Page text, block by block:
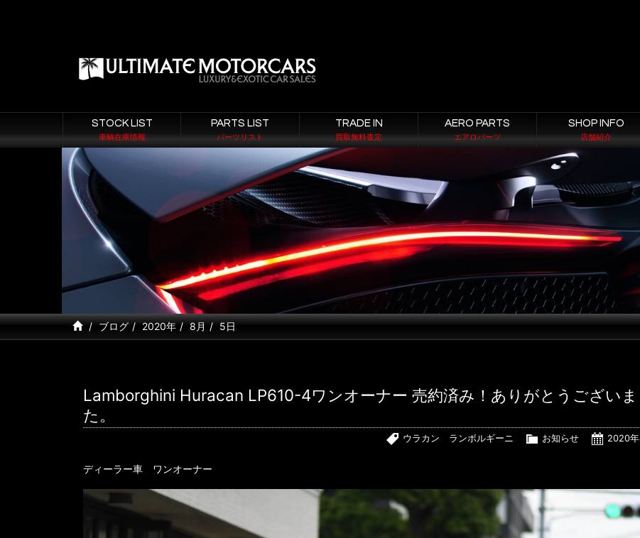
STOCK LIST
車輌在庫情報
PARTS LIST
パーツリスト
TRADE IN
買取無料査定
AERO PARTS
エアロパーツ
SHOP INFO
店舗紹介
ブログ 2020年 8月 5日
Lamborghini Huracan LP610-4ワンオーナー 売約済み！ありがとうございま
た。
2020
お知らせ
ウラカン ランボルギーニ
ディーラー車 ワンオーナー